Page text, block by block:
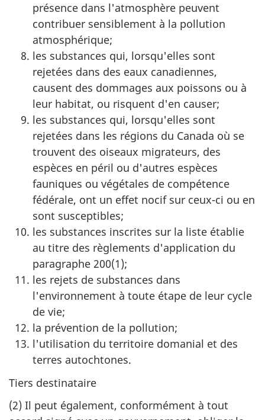
présence dans l'atmosphère peuvent
contribuer sensiblement à la pollution
atmosphérique;
les substances qui, lorsqu'elles sont
rejetées dans des eaux canadiennes,
causent des dommages aux poissons ou à
leur habitat, ou risquent d'en causer;
les substances qui, lorsqu'elles sont
rejetées dans les régions du Canada où se
trouvent des oiseaux migrateurs, des
espèces en péril ou d'autres espèces
fauniques ou végétales de compétence
fédérale, ont un effet nocif sur ceux-ci ou en
sont susceptibles;
les substances inscrites sur la liste établie
au titre des règlements d'application du
paragraphe 200(1);
les rejets de substances dans
l'environnement à toute étape de leur cycle
de vie;
la prévention de la pollution;
l'utilisation du territoire domanial et des
terres autochtones.
Tiers destinataire
(2) Il peut également, conformément à tout